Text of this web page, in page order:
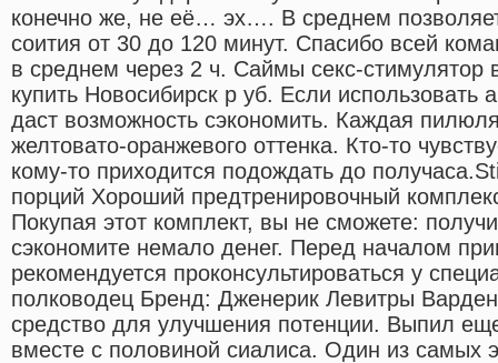
конечно же, не её… эх…. В среднем
соития от 30 до 120 минут. Спасибо всей
в среднем через 2 ч. Саймы секс-стимулятор
купить Новосибирск р уб. Если использовать
даст возможность сэкономить. Каждая
желтовато-оранжевого оттенка. Кто-то
кому-то приходится подождать до
порций Хороший предтренировочный
Покупая этот комплект, вы не сможете:
сэкономите немало денег. Перед началом
рекомендуется проконсультироваться у
полководец Бренд: Дженерик Левитры
средство для улучшения потенции. Выпил
вместе с половиной сиалиса. Один из самых